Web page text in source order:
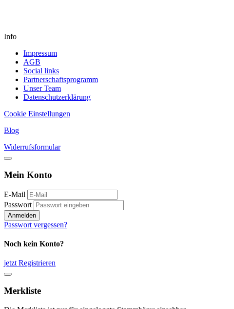
Info
Impressum
AGB
Social links
Partnerschaftsprogramm
Unser Team
Datenschutzerklärung
Cookie Einstellungen
Blog
Widerrufsformular
Mein Konto
E-Mail
Passwort
Anmelden
Passwort vergessen?
Noch kein Konto?
jetzt Registrieren
Merkliste